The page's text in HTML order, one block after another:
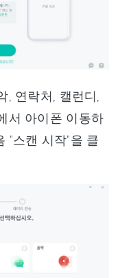
, 연락처, 캘런디,
서 아이폰 이동하
"스캔 시작"을 클